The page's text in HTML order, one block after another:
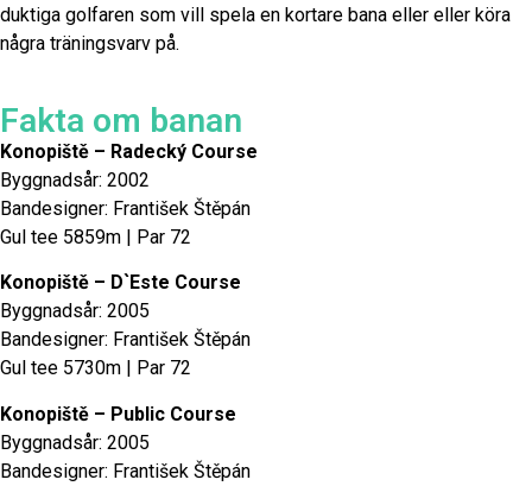
duktiga golfaren som vill spela en kortare bana eller eller köra
några träningsvarv på.
Fakta om banan
Konopiště – Radecký Course
Byggnadsår: 2002
Bandesigner: František Štěpán
Gul tee 5859m | Par 72
Konopiště – D`Este Course
Byggnadsår: 2005
Bandesigner: František Štěpán
Gul tee 5730m | Par 72
Konopiště – Public Course
Byggnadsår: 2005
Bandesigner: František Štěpán